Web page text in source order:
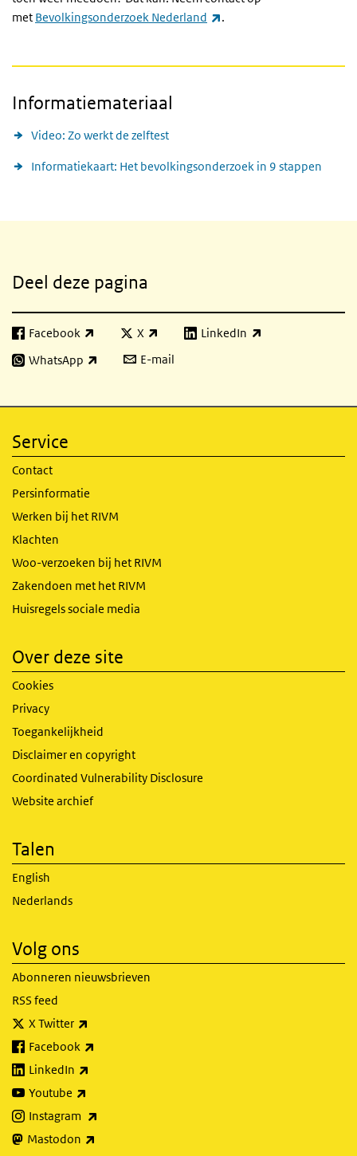
met Bevolkingsonderzoek Nederland .
Informatiemateriaal
Video: Zo werkt de zelftest
Informatiekaart: Het bevolkingsonderzoek in 9 stappen
Deel deze pagina
Facebook
(externe link) X
(externe link) LinkedIn
(externe link)
WhatsApp
(externe link) E-mail
Service
Contact
Persinformatie
Werken bij het RIVM
Klachten
Woo-verzoeken bij het RIVM
Zakendoen met het RIVM
Huisregels sociale media
Over deze site
Cookies
Privacy
Toegankelijkheid
Disclaimer en copyright
Coordinated Vulnerability Disclosure
Website archief
Talen
English
Nederlands
Volg ons
Abonneren nieuwsbrieven
RSS feed
X Twitter
Facebook
LinkedIn
Youtube
Instagram
Mastodon